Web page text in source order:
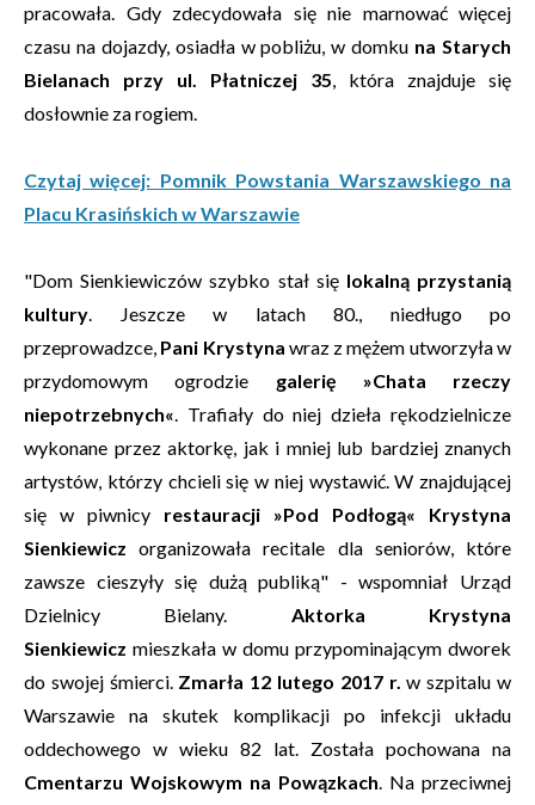
pracowała. Gdy zdecydowała się nie marnować więcej
czasu na dojazdy, osiadła w pobliżu, w domku na Starych
Bielanach przy ul. Płatniczej 35, która znajduje się
dosłownie za rogiem.
Czytaj więcej: Pomnik Powstania Warszawskiego na
Placu Krasińskich w Warszawie
"Dom Sienkiewiczów szybko stał się lokalną przystanią
kultury. Jeszcze w latach 80., niedługo po
przeprowadzce, Pani Krystyna wraz z mężem utworzyła w
przydomowym ogrodzie galerię »Chata rzeczy
niepotrzebnych«. Trafiały do niej dzieła rękodzielnicze
wykonane przez aktorkę, jak i mniej lub bardziej znanych
artystów, którzy chcieli się w niej wystawić. W znajdującej
się w piwnicy restauracji »Pod Podłogą«
Krystyna
Sienkiewicz organizowała recitale dla seniorów, które
zawsze cieszyły się dużą publiką" - wspomniał Urząd
Dzielnicy Bielany. Aktorka Krystyna
Sienkiewicz mieszkała w domu przypominającym dworek
do swojej śmierci. Zmarła 12 lutego 2017 r. w szpitalu w
Warszawie na skutek komplikacji po infekcji układu
oddechowego w wieku 82 lat. Została pochowana na
Cmentarzu Wojskowym na Powązkach. Na przeciwnej